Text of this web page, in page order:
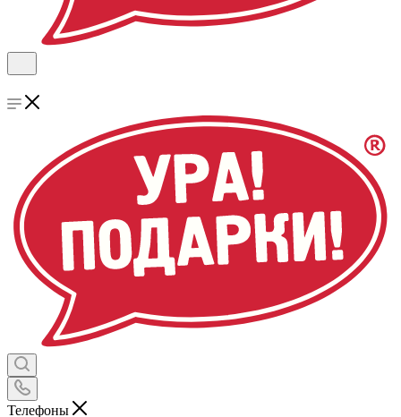
Телефоны